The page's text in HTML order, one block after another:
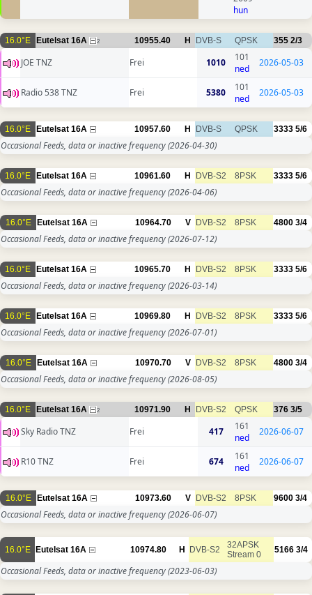
hun
16.0°E Eutelsat 16A 2 10955.40 H DVB-S QPSK 355 2/3
JOE TNZ Frei 1010
101
ned
2026-05-03
Radio 538 TNZ Frei 5380
101
ned
2026-05-03
16.0°E Eutelsat 16A 10957.60 H DVB-S QPSK 3333 5/6
Occasional Feeds, data or inactive frequency(2026-04-30)
16.0°E Eutelsat 16A 10961.60 H DVB-S2 8PSK 3333 5/6
Occasional Feeds, data or inactive frequency(2026-04-06)
16.0°E Eutelsat 16A 10964.70 V DVB-S2 8PSK 4800 3/4
Occasional Feeds, data or inactive frequency(2026-07-12)
16.0°E Eutelsat 16A 10965.70 H DVB-S2 8PSK 3333 5/6
Occasional Feeds, data or inactive frequency(2026-03-14)
16.0°E Eutelsat 16A 10969.80 H DVB-S2 8PSK 3333 5/6
Occasional Feeds, data or inactive frequency(2026-07-01)
16.0°E Eutelsat 16A 10970.70 V DVB-S2 8PSK 4800 3/4
Occasional Feeds, data or inactive frequency(2026-08-05)
16.0°E Eutelsat 16A 2 10971.90 H DVB-S2 QPSK 376 3/5
Sky Radio TNZ Frei 417
161
ned
2026-06-07
R10 TNZ Frei 674
161
ned
2026-06-07
16.0°E Eutelsat 16A 10973.60 V DVB-S2 8PSK 9600 3/4
Occasional Feeds, data or inactive frequency(2026-06-07)
16.0°E Eutelsat 16A 10974.80 H DVB-S2
32APSK
Stream 0
5166 3/4
Occasional Feeds, data or inactive frequency(2023-06-03)